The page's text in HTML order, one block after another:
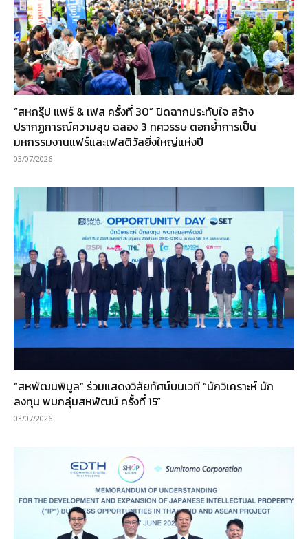
“สหกรุ๊ป แฟร์ & เฟส ครั้งที่ 30” ปิดฉากประทับใจ สร้าง
ปรากฏการณ์ความสุข ฉลอง 3 ทศวรรษ ตอกย้ำการเป็น
มหกรรมงานแฟร์และเฟสติวัลยิ่งใหญ่แห่งปี
03/07/2026
“สหพัฒนพิบูล” ร่วมแสดงวิสัยทัศน์บนเวที “นักวิเคราะห์ นัก
ลงทุน พบกลุ่มสหพัฒน์ ครั้งที่ 15”
03/07/2026